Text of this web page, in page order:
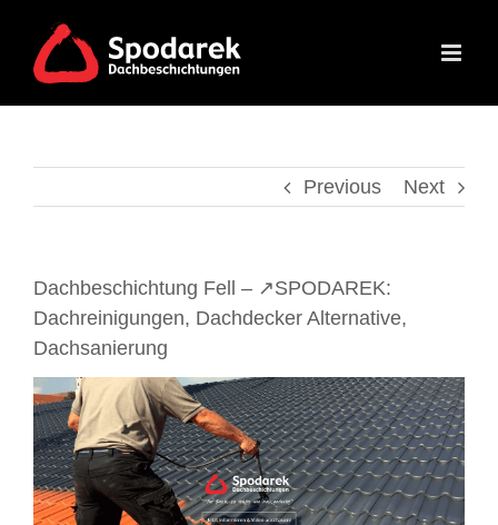
content
Previous Next
Dachbeschichtung Fell – ↗️SPODAREK:
Dachreinigungen, Dachdecker Alternative,
Dachsanierung